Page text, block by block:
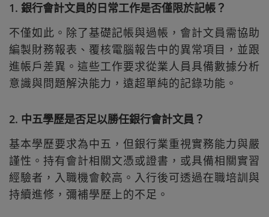
1. 銀行會計文員的日常工作是否僅限於記帳？
不僅如此。除了基礎記帳與過帳，會計文員需協助
編製財務報表、覆核電腦報告中的異常項目，並跟
進帳戶差異。這些工作要求從業人員具備數據分析
意識與問題解決能力，遠超單純的記錄功能。
2. 中五學歷是否足以勝任銀行會計文員？
基本學歷要求為中五，但銀行業重視實務能力與嚴
謹性。持有會計相關文憑或證書，或具備相關實習
經驗者，入職機會較高。入行後可透過在職培訓與
持續進修，彌補學歷上的不足。